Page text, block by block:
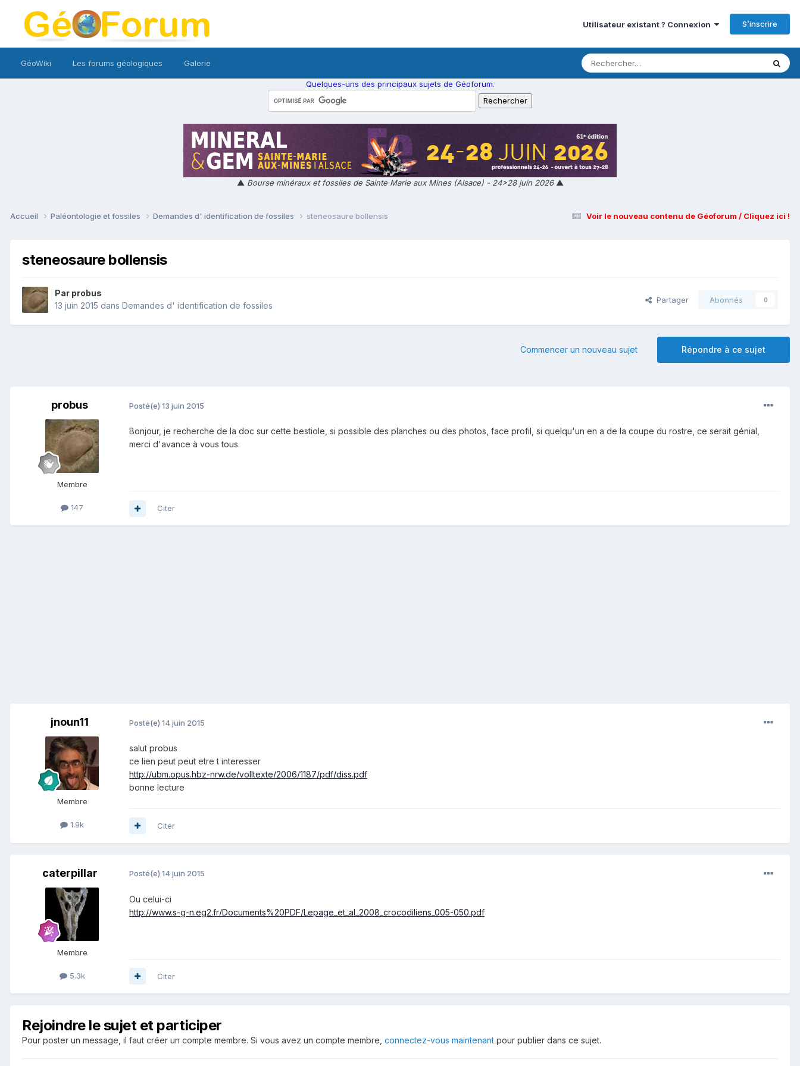
Utilisateur existant ? Connexion S’inscrire
GéoWiki Les forums géologiques Galerie
Quelques-uns des principaux sujets de Géoforum.
▲ Bourse minéraux et fossiles de Sainte Marie aux Mines (Alsace) - 24>28 juin 2026▲
Voir le nouveau contenu de Géoforum / Cliquez ici !
Accueil Paléontologie et fossiles Demandes d' identification de fossiles steneosaure bollensis
steneosaure bollensis
Par probus
13 juin 2015 dans Demandes d' identification de fossiles
Partager Abonnés 0
Répondre à ce sujet
Commencer un nouveau sujet
probus
Membre
147
Posté(e) 13 juin 2015
Bonjour, je recherche de la doc sur cette bestiole, si possible des planches ou des photos, face profil, si quelqu'un en a de la coupe du rostre, ce serait génial,
merci d'avance à vous tous.
Citer
jnoun11
Membre
1.9k
Posté(e) 14 juin 2015
salut probus
ce lien peut peut etre t interesser
http://ubm.opus.hbz-nrw.de/volltexte/2006/1187/pdf/diss.pdf
bonne lecture
Citer
caterpillar
Membre
5.3k
Posté(e) 14 juin 2015
Ou celui-ci
http://www.s-g-n.eg2.fr/Documents%20PDF/Lepage_et_al_2008_crocodiliens_005-050.pdf
Citer
Rejoindre le sujet et participer
Pour poster un message, il faut créer un compte membre. Si vous avez un compte membre, connectez-vous maintenant pour publier dans ce sujet.